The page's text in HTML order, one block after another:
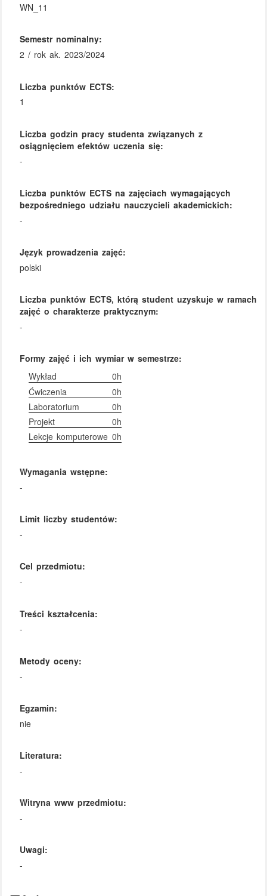
WN_11
Semestr nominalny:
2 / rok ak. 2023/2024
Liczba punktów ECTS:
1
Liczba godzin pracy studenta związanych z
osiągnięciem efektów uczenia się:
-
Liczba punktów ECTS na zajęciach wymagających
bezpośredniego udziału nauczycieli akademickich:
-
Język prowadzenia zajęć:
polski
Liczba punktów ECTS, którą student uzyskuje w ramach
zajęć o charakterze praktycznym:
-
Formy zajęć i ich wymiar w semestrze:
Wykład
0h
Ćwiczenia
0h
Laboratorium
0h
Projekt
0h
Lekcje komputerowe 0h
Wymagania wstępne:
-
Limit liczby studentów:
-
Cel przedmiotu:
-
Treści kształcenia:
-
Metody oceny:
-
Egzamin:
nie
Literatura:
-
Witryna www przedmiotu:
-
Uwagi:
-